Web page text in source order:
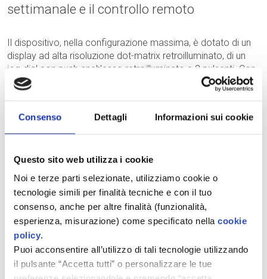
Consenso Dettagli Informazioni sui cookie
Questo sito web utilizza i cookie
Noi e terze parti selezionate, utilizziamo cookie o
tecnologie simili per finalità tecniche e con il tuo
consenso, anche per altre finalità (funzionalità,
esperienza, misurazione) come specificato nella cookie
policy.
Puoi acconsentire all’utilizzo di tali tecnologie utilizzando
il pulsante “Accetta tutti” o personalizzare le tue
settimanale e il controllo remoto
Il dispositivo, nella configurazione massima, è dotato di un
display ad alta risoluzione dot-matrix retroilluminato, di un
jog-dial con push anch'esso retroilluminato e 2 pulsanti. Con
i pulsanti è possibile accedere al menù per la
programmazione della temperatura domestica in fasce
sufficiente ruotare il jog-dial fino alla visualizzazione della
temperatura desiderata. Per permetterne un utilizzo
accesso immediato, mentre per la regolazione di
impostazioni avanzate è necessario accedere ai menù
dedicati. Le ulteriori funzioni complesse sono disponibili per
il Service all'interno di una sezione del menù protetta da
password. I remoti della Gamma sono comunicanti,
pertanto collegando all'unità controllata una sonda esterna
è possibile regolare la temperatura di mandata del circuito
primario rispetto alla temperatura esterna mediante la
funzione OTC (Outside Temperature Compensation) per